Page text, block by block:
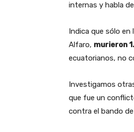
internas y habla
Indica que sólo en
Alfaro, murieron
ecuatorianos, no
Investigamos
que fue un
contra el bando